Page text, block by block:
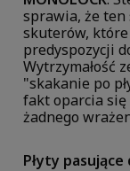
sprawia, że ten
skuterów,
predyspozycji
Wytrzymałość
"skakanie po
fakt oparcia
żadnego
Płyty pasujące